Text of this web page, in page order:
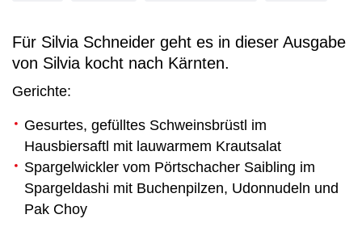
Für Silvia Schneider geht es in dieser Ausgabe
von Silvia kocht nach Kärnten.
Gerichte:
Gesurtes, gefülltes Schweinsbrüstl im
Hausbiersaftl mit lauwarmem Krautsalat
Spargelwickler vom Pörtschacher Saibling im
Spargeldashi mit Buchenpilzen, Udonnudeln und
Pak Choy